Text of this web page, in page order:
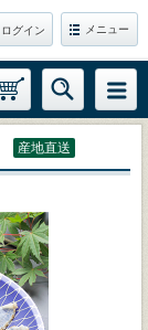
ログイン メニュー
産地直送